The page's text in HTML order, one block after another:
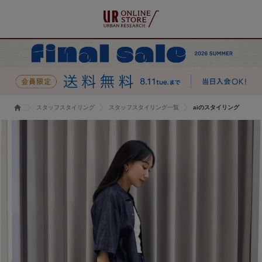
スタッフスタイリング スタッフスタイリング一覧 aiのスタイリング